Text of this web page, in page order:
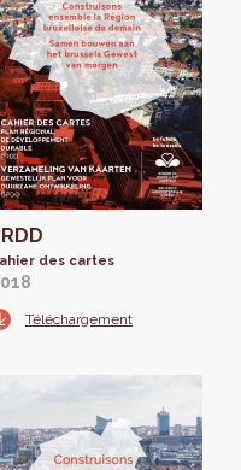
des cartes
Téléchargement